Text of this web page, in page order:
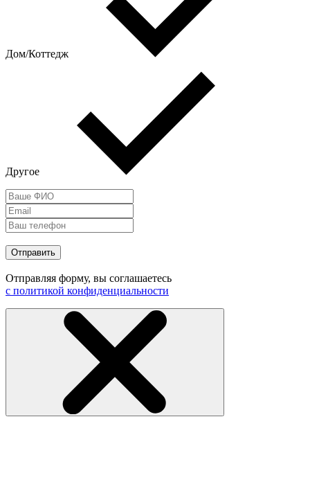
Дом/Коттедж
Другое
Отправить
Отправляя форму, вы соглашаетесь
с политикой конфиденциальности